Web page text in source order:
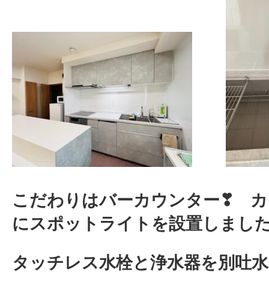
こだわりはバーカウンター❣ カ
にスポットライトを設置しまし
タッチレス水栓と浄水器を別吐